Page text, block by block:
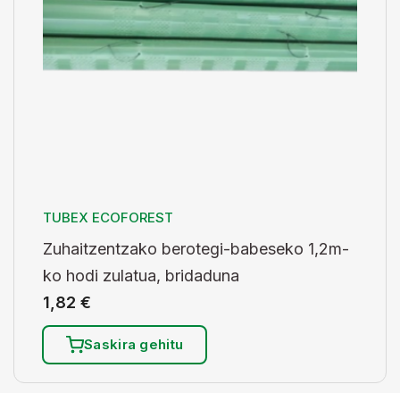
TUBEX ECOFOREST
Zuhaitzentzako berotegi-babeseko 1,2m-
ko hodi zulatua, bridaduna
1,82 €
Saskira gehitu